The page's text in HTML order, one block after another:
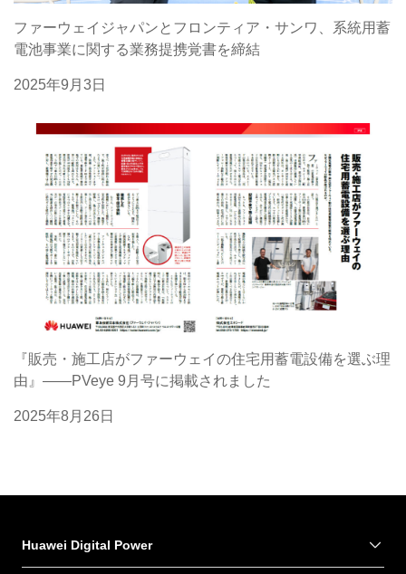
ファーウェイジャパンとフロンティア・サンワ、系統用蓄
電池事業に関する業務提携覚書を締結
2025年9月3日
『販売・施工店がファーウェイの住宅用蓄電設備を選ぶ理
由』――PVeye 9月号に掲載されました
2025年8月26日
Huawei Digital Power